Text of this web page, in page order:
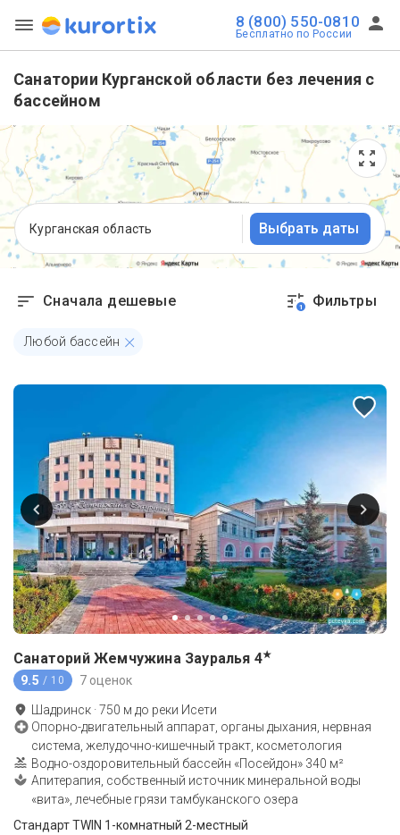
8 (800) 550-0810
Бесплатно по России
Санатории Курганской области без лечения с
бассейном
Курганская область Выбрать даты
Сначала дешевые 1 Фильтры
Любой бассейн
Санаторий Жемчужина Зауралья 4★
9.5 / 10 7 оценок
Шадринск ·750 м до реки Исети
Опорно-двигательный аппарат, органы дыхания, нервная
система, желудочно-кишечный тракт, косметология
Водно-оздоровительный бассейн «Посейдон» 340 м²
Апитерапия, собственный источник минеральной воды
«вита», лечебные грязи тамбуканского озера
Стандарт TWIN 1-комнатный 2-местный